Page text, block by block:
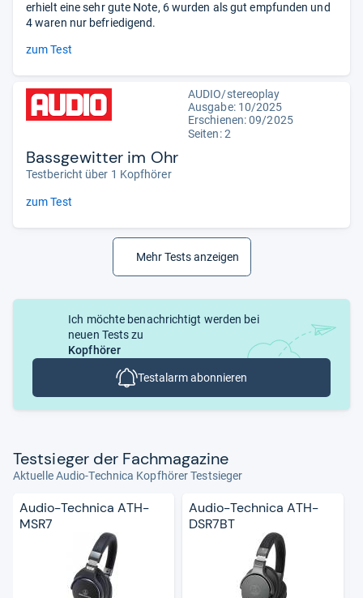
erhielt eine sehr gute Note, 6 wurden als gut empfunden und
4 waren nur befriedigend.
zum Test
AUDIO/stereoplay
Ausgabe: 10/2025
Erschienen: 09/2025
Seiten: 2
Bassgewitter im Ohr
Testbericht über 1 Kopfhörer
zum Test
Mehr Tests anzeigen
Ich möchte benachrichtigt werden bei
neuen Tests zu
Kopfhörer
Testalarm abonnieren
Test­sie­ger der Fach­ma­ga­zine
Aktuelle Audio-Technica Kopfhörer Testsieger
Audio-Technica ATH-
MSR7
Audio-Technica ATH-
DSR7BT